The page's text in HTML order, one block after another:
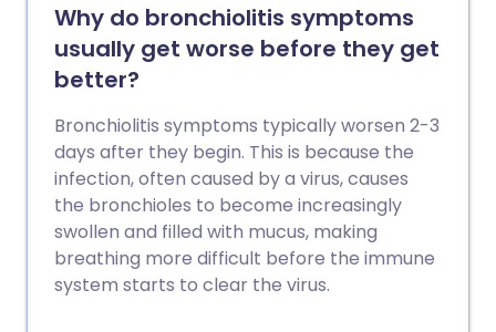
Why do bronchiolitis symptoms
usually get worse before they get
better?
Bronchiolitis symptoms typically worsen 2-3
days after they begin. This is because the
infection, often caused by a virus, causes
the bronchioles to become increasingly
swollen and filled with mucus, making
breathing more difficult before the immune
system starts to clear the virus.